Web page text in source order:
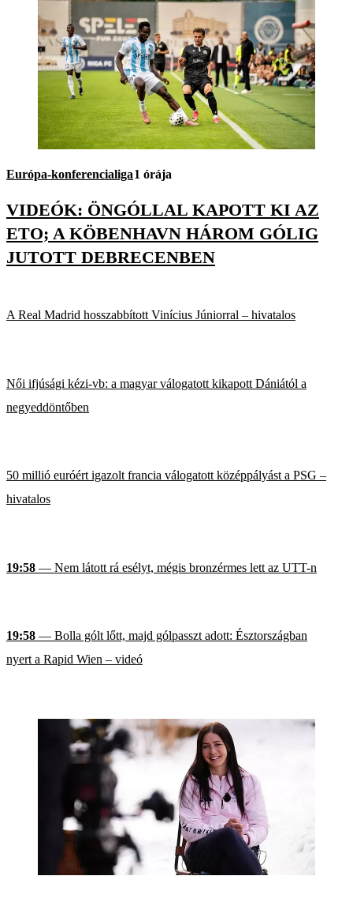
Európa-konferencialiga1 órája
VIDEÓK: ÖNGÓLLAL KAPOTT KI AZ
ETO; A KÖBENHAVN HÁROM GÓLIG
JUTOTT DEBRECENBEN
A Real Madrid hosszabbított Vinícius Júniorral – hivatalos
Női ifjúsági kézi-vb: a magyar válogatott kikapott Dániától a
negyeddöntőben
50 millió euróért igazolt francia válogatott középpályást a PSG –
hivatalos
19:58 — Nem látott rá esélyt, mégis bronzérmes lett az UTT-n
19:58 — Bolla gólt lőtt, majd gólpasszt adott: Észtországban
nyert a Rapid Wien – videó